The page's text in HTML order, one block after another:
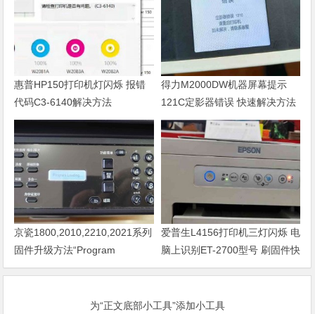
惠普HP150打印机灯闪烁 报错
代码C3-6140解决方法
得力M2000DW机器屏幕提示
121C定影器错误 快速解决方法
京瓷1800,2010,2210,2021系列
固件升级方法“Program
Loading或者卡LOGO
爱普生L4156打印机三灯闪烁 电
脑上识别ET-2700型号 刷固件快
速解决问题
为“正文底部小工具”添加小工具